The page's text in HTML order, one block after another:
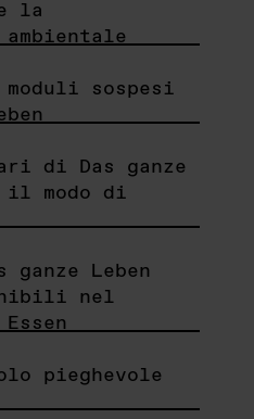
la
ambientale
sospesi
di Das ganze
il modo di
Leben
nel
pieghevole